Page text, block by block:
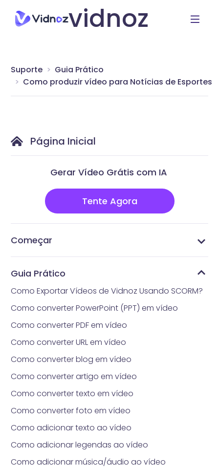
vidnoz
Suporte
Guia Prático
Como produzir vídeo para Notícias de Esportes
Página Inicial
Gerar Vídeo Grátis com IA
Tente Agora
Começar
Guia Prático
Como Exportar Vídeos de Vidnoz Usando SCORM?
Como converter PowerPoint (PPT) em vídeo
Como converter PDF em vídeo
Como converter URL em vídeo
Como converter blog em vídeo
Como converter artigo em vídeo
Como converter texto em vídeo
Como converter foto em vídeo
Como adicionar texto ao vídeo
Como adicionar legendas ao vídeo
Como adicionar música/áudio ao vídeo